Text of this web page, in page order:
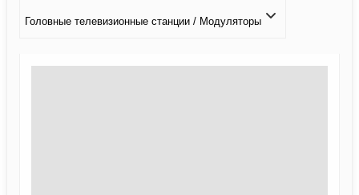
Головные телевизионные станции / Модуляторы